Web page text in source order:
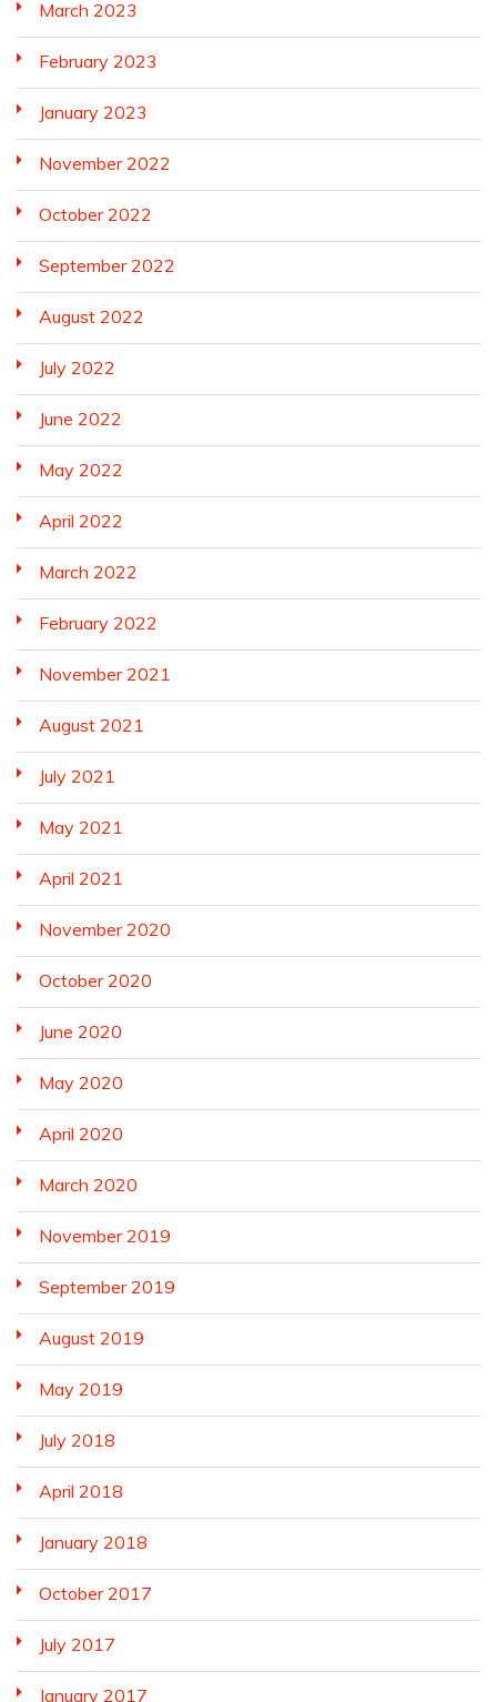
March 2023
February 2023
January 2023
November 2022
October 2022
September 2022
August 2022
July 2022
June 2022
May 2022
April 2022
March 2022
February 2022
November 2021
August 2021
July 2021
May 2021
April 2021
November 2020
October 2020
June 2020
May 2020
April 2020
March 2020
November 2019
September 2019
August 2019
May 2019
July 2018
April 2018
January 2018
October 2017
July 2017
January 2017